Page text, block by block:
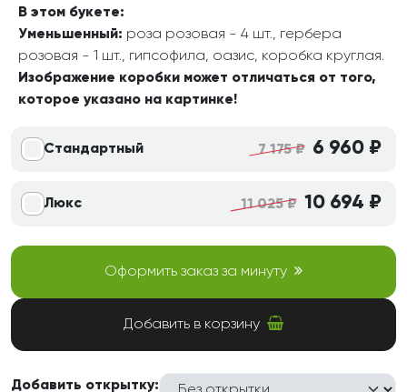
В этом букете:
Уменьшенный: роза розовая - 4 шт., гербера
розовая - 1 шт., гипсофила, оазис, коробка круглая.
Изображение коробки может отличаться от того,
которое указано на картинке!
Стандартный 7 175 ₽ 6 960 ₽
Люкс 11 025 ₽ 10 694 ₽
Оформить заказ за минуту
Добавить в корзину
Добавить открытку: